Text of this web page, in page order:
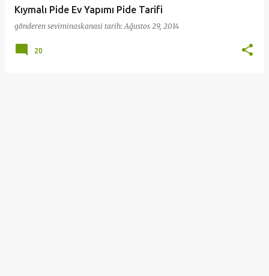
Kıymalı Pide Ev Yapımı Pide Tarifi
gönderen seviminaskanasi tarih:Ağustos 29, 2014
20